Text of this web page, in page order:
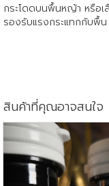
กระโดดบนพื้นหญ้า หรือ
รองรับแรงกระแทกกับพื้
สินค้าที่คุณอาจสนใจ